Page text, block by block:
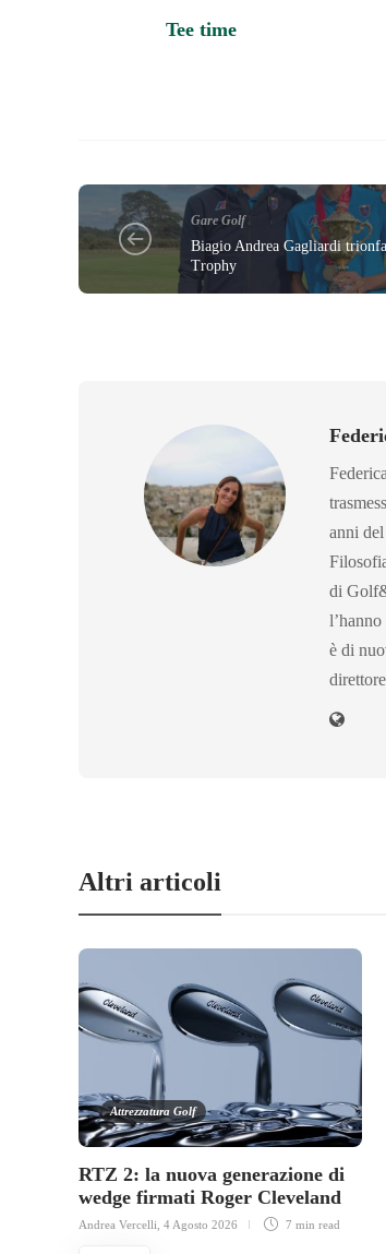
Tee time
Gare Golf
Biagio Andrea Gagliardi
Trophy
anni
di
è di
direttore
Altri articoli
Attrezzatura Golf
RTZ 2: la nuova generazione di
wedge firmati Roger Cleveland
Andrea Vercelli 4 Agosto 2026 7 min read